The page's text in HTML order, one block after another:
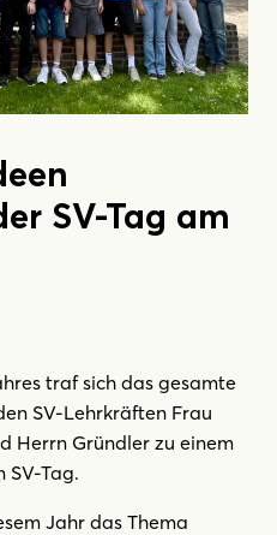
SV-Tag am
traf sich das gesamte
SV-Lehrkräften Frau
Herrn Gründler zu einem
SV-Tag.
Jahr das Thema